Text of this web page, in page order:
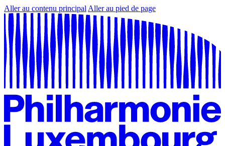
Aller au contenu principal Aller au pied de page